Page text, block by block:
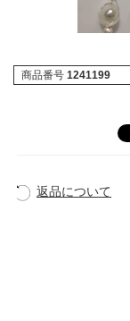
商品番号 1241199
返品について